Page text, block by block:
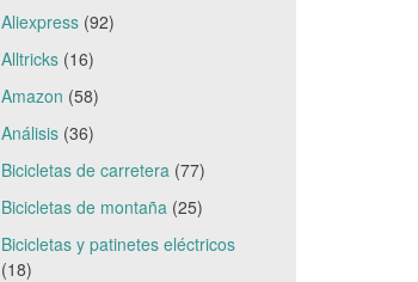
Aliexpress(92)
Alltricks(16)
Amazon (58)
Análisis(36)
Bicicletas de carretera(77)
Bicicletas de montaña(25)
Bicicletas y patinetes eléctricos
(18)